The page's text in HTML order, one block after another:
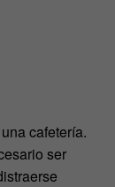
cafetería.
ser